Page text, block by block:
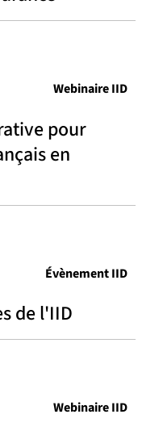
pour
en
Webinaire IID
de l'IID
Évènement IID
Webinaire IID